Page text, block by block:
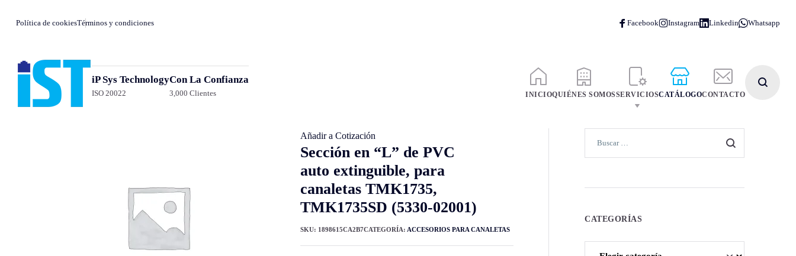
Política de cookiesTérminos y condiciones
INICIOQUIÉNES SOMOSSERVICIOSCATÁLOGOCONTACTO
iP Sys Technology
ISO 20022
Con La Confianza
3,000 Clientes
Sección en “L” de PVC
auto extinguible, para
canaletas TMK1735,
TMK1735SD (5330-02001)
Añadir a Cotización
SKU: 1898615CA2B7CATEGORÍA: ACCESORIOS PARA CANALETAS
CATEGORÍAS